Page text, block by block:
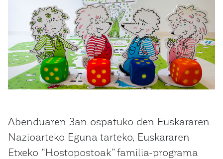
Abenduaren 3an ospatuko den Euskararen
Nazioarteko Eguna tarteko, Euskararen
Etxeko “Hostopostoak” familia-programa